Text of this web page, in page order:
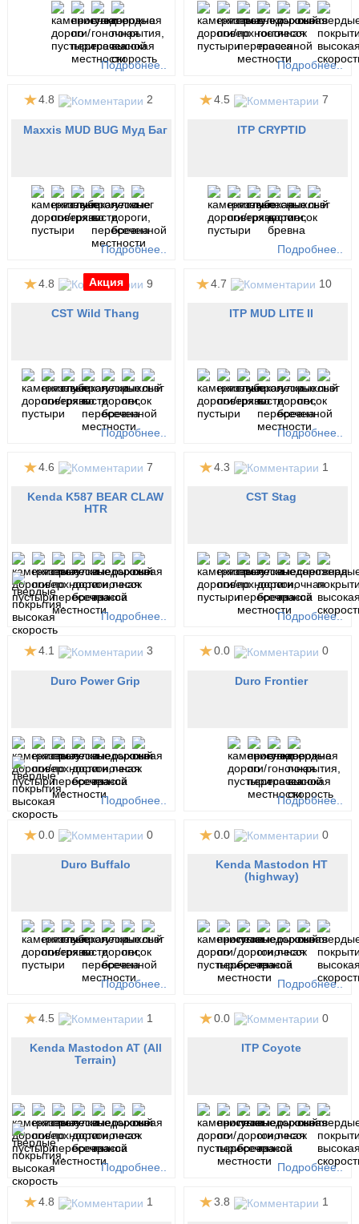
Подробнее.. Подробнее..
4.8 2
Maxxis MUD BUG Муд Баг
Подробнее..
4.5 7
ITP CRYPTID
Подробнее..
Акция
Акция
Акция
Акция
Акция
Акция
Акция
Акция
4.8 9
CST Wild Thang
Подробнее..
4.7 10
ITP MUD LITE II
Подробнее..
4.6 7
Kenda K587 BEAR CLAW
HTR
Подробнее..
4.3 1
CST Stag
Подробнее..
4.1 3
Duro Power Grip
Подробнее..
0.0 0
Duro Frontier
Подробнее..
0.0 0
Duro Buffalo
Подробнее..
0.0 0
Kenda Mastodon HT
(highway)
Подробнее..
4.5 1
Kenda Mastodon AT (All
Terrain)
Подробнее..
0.0 0
ITP Coyote
Подробнее..
4.8 1 3.8 1